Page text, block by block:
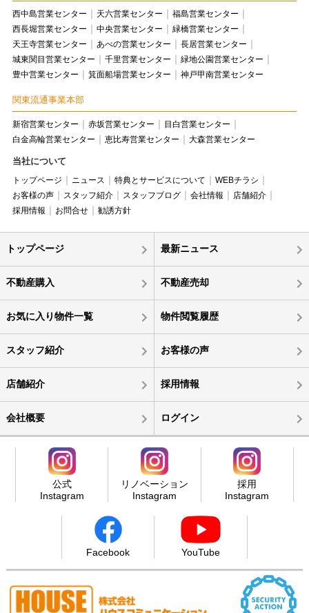
西中島営業センター 天六営業センター
福島営業センター
西長堀営業センター
中央営業センター
緑橋営業センター
天王寺営業センター
あべの営業センター
長居営業センター
城東関目営業センター
千里営業センター
緑地公園営業センター
豊中営業センター
箕面船場営業センター 神戸甲南営業センター
関東流通事業本部
新宿営業センター 赤坂営業センター
目白営業センター
白金高輪営業センター
恵比寿営業センター 大森営業センター
当社について
トップページ ニュース 特典とサービスについて
WEBチラシ
お客様の声
スタッフ紹介 スタッフブログ 会社情報
店舗紹介
採用情報
お問合せ 勧誘方針
トップページ 最新ニュース
不動産購入 不動産売却
お気に入り物件一覧 物件閲覧履歴
スタッフ紹介 お客様の声
店舗紹介 採用情報
会社概要 ログイン
公式
Instagram
リノベーション
Instagram
採用
Instagram
Facebook YouTube